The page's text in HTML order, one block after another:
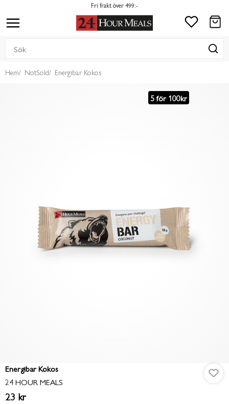
Fri frakt över 499:-
Hem NotSold Energibar Kokos
5 för 100kr
Energibar Kokos
24 HOUR MEALS
23 kr